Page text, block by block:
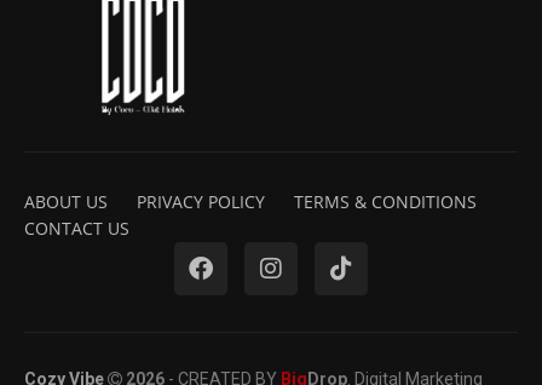
ABOUT US PRIVACY POLICY
TERMS & CONDITIONS
CONTACT US
Cozy Vibe 2026 - CREATED BY Big Drop . Digital Marketing